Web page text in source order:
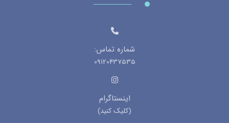
شماره تماس:
09120437535
اینستاگرام
(کلیک کنید)